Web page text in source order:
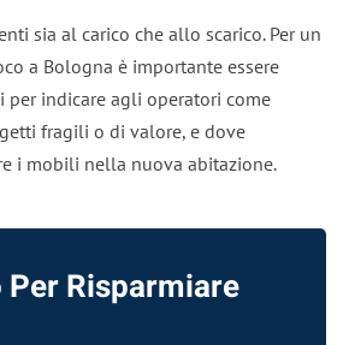
sia al carico che allo scarico. Per un
a Bologna è importante essere
indicare agli operatori come
fragili o di valore, e dove
i mobili nella nuova abitazione.
Risparmiare